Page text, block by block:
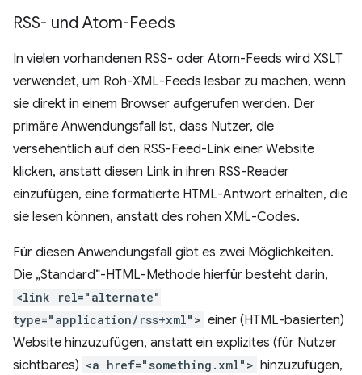
RSS- und Atom-Feeds
In vielen vorhandenen RSS- oder Atom-Feeds wird XSLT
verwendet, um Roh-XML-Feeds lesbar zu machen, wenn
sie direkt in einem Browser aufgerufen werden. Der
primäre Anwendungsfall ist, dass Nutzer, die
versehentlich auf den RSS-Feed-Link einer Website
klicken, anstatt diesen Link in ihren RSS-Reader
einzufügen, eine formatierte HTML-Antwort erhalten, die
sie lesen können, anstatt des rohen XML-Codes.
Für diesen Anwendungsfall gibt es zwei Möglichkeiten.
Die „Standard“-HTML-Methode hierfür besteht darin,
<link rel="alternate"
type="application/rss+xml"> einer (HTML-basierten)
Website hinzuzufügen, anstatt ein explizites (für Nutzer
sichtbares) <a href="something.xml"> hinzuzufügen,